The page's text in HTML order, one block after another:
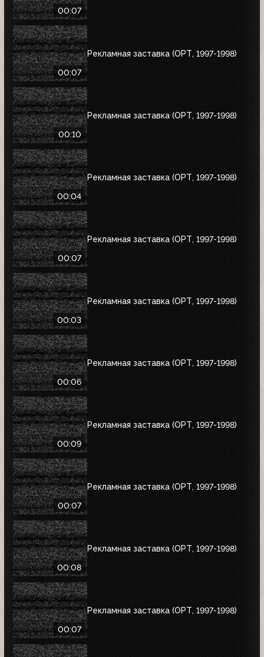
00:07
00:07
Рекламная заставка (ОРТ, 1997-1998)
00:10
Рекламная заставка (ОРТ, 1997-1998)
00:04
Рекламная заставка (ОРТ, 1997-1998)
00:07
Рекламная заставка (ОРТ, 1997-1998)
00:03
Рекламная заставка (ОРТ, 1997-1998)
00:06
Рекламная заставка (ОРТ, 1997-1998)
00:09
Рекламная заставка (ОРТ, 1997-1998)
00:07
Рекламная заставка (ОРТ, 1997-1998)
00:08
Рекламная заставка (ОРТ, 1997-1998)
00:07
Рекламная заставка (ОРТ, 1997-1998)